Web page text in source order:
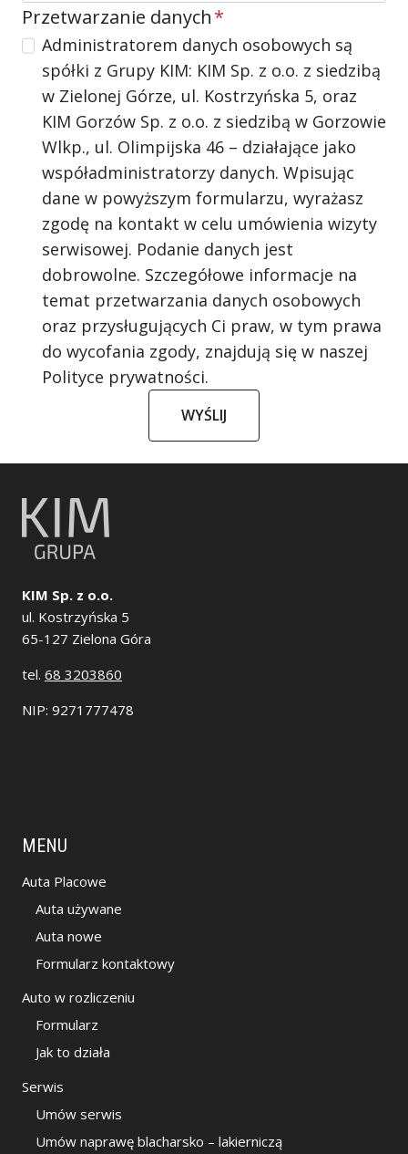
Przetwarzanie danych*
Administratorem danych osobowych są
spółki z Grupy KIM: KIM Sp. z o.o. z siedzibą
w Zielonej Górze, ul. Kostrzyńska 5, oraz
KIM Gorzów Sp. z o.o. z siedzibą w Gorzowie
Wlkp., ul. Olimpijska 46 – działające jako
współadministratorzy danych. Wpisując
dane w powyższym formularzu, wyrażasz
zgodę na kontakt w celu umówienia wizyty
serwisowej. Podanie danych jest
dobrowolne. Szczegółowe informacje na
temat przetwarzania danych osobowych
oraz przysługujących Ci praw, w tym prawa
do wycofania zgody, znajdują się w naszej
Polityce prywatności.
WYŚLIJ
KIM Sp. z o.o.
ul. Kostrzyńska 5
65-127 Zielona Góra
tel. 68 3203860
NIP: 9271777478
MENU
Auta Placowe
Auta używane
Auta nowe
Formularz kontaktowy
Auto w rozliczeniu
Formularz
Jak to działa
Serwis
Umów serwis
Umów naprawę blacharsko – lakierniczą